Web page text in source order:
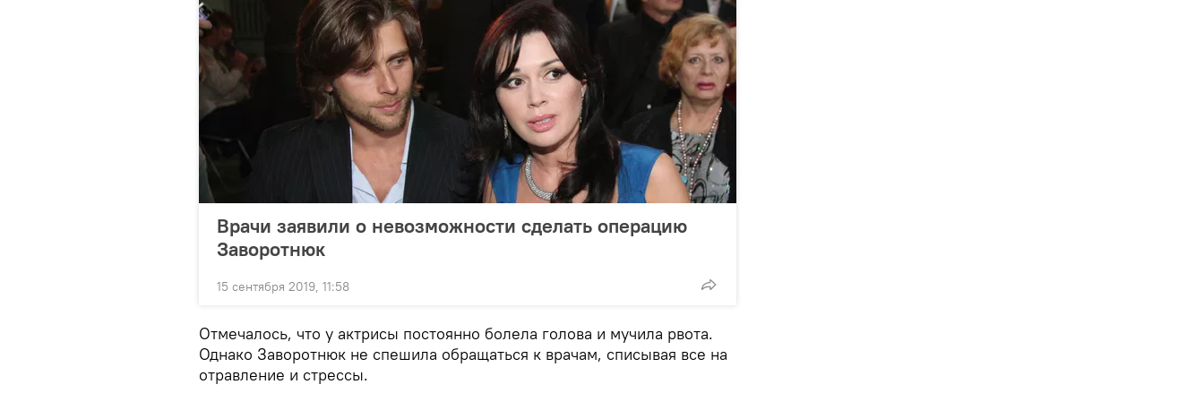
Врачи заявили о невозможности сделать операцию
Заворотнюк
15 сентября 2019, 11:58
Отмечалось, что у актрисы постоянно болела голова и мучила рвота.
Однако Заворотнюк не спешила обращаться к врачам, списывая все на
отравление и стрессы.